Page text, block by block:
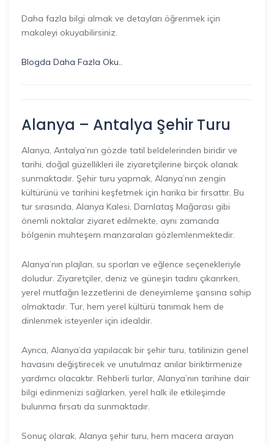
Daha fazla bilgi almak ve detayları öğrenmek için
makaleyi okuyabilirsiniz.
Blogda Daha Fazla Oku..
Alanya – Antalya Şehir Turu
Alanya, Antalya’nın gözde tatil beldelerinden biridir ve
tarihi, doğal güzellikleri ile ziyaretçilerine birçok olanak
sunmaktadır. Şehir turu yapmak, Alanya’nın zengin
kültürünü ve tarihini keşfetmek için harika bir fırsattır. Bu
tur sırasında, Alanya Kalesi, Damlataş Mağarası gibi
önemli noktalar ziyaret edilmekte, aynı zamanda
bölgenin muhteşem manzaraları gözlemlenmektedir.
Alanya’nın plajları, su sporları ve eğlence seçenekleriyle
doludur. Ziyaretçiler, deniz ve güneşin tadını çıkarırken,
yerel mutfağın lezzetlerini de deneyimleme şansına sahip
olmaktadır. Tur, hem yerel kültürü tanımak hem de
dinlenmek isteyenler için idealdir.
Ayrıca, Alanya’da yapılacak bir şehir turu, tatilinizin genel
havasını değiştirecek ve unutulmaz anılar biriktirmenize
yardımcı olacaktır. Rehberli turlar, Alanya’nın tarihine dair
bilgi edinmenizi sağlarken, yerel halk ile etkileşimde
bulunma fırsatı da sunmaktadır.
Sonuç olarak, Alanya şehir turu, hem macera arayan